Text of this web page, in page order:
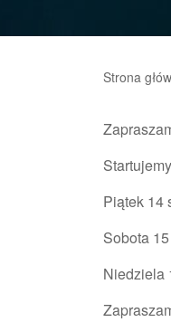
Strona
Startujemy
Piątek 14
Sobota
Niedziela